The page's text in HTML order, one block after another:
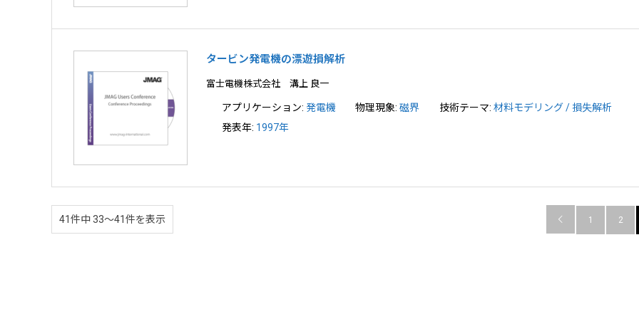
タービン発電機の漂遊損解析
富士電機株式会社 溝上 良一
アプリケーション: 発電機 物理現象:磁界 技術テーマ: 材料モデリング / 損失解析
発表年: 1997年
41件中 33〜41件を表示  1 2